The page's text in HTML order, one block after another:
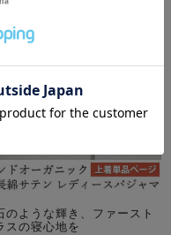
のような輝き、ファースト
スの寝心地を